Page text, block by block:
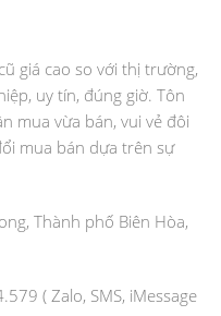
giá cao so với thị trường,
uy tín, đúng giờ. Tôn
mua vừa bán, vui vẻ đôi
mua bán dựa trên sự
Thành phố Biên Hòa,
( Zalo, SMS, iMessage